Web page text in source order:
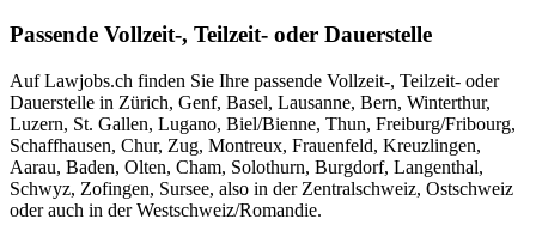
Passende Vollzeit-, Teilzeit- oder Dauerstelle
Auf Lawjobs.ch finden Sie Ihre passende Vollzeit-, Teilzeit- oder
Dauerstelle in Zürich, Genf, Basel, Lausanne, Bern, Winterthur,
Luzern, St. Gallen, Lugano, Biel/Bienne, Thun, Freiburg/Fribourg,
Schaffhausen, Chur, Zug, Montreux, Frauenfeld, Kreuzlingen,
Aarau, Baden, Olten, Cham, Solothurn, Burgdorf, Langenthal,
Schwyz, Zofingen, Sursee, also in der Zentralschweiz, Ostschweiz
oder auch in der Westschweiz/Romandie.